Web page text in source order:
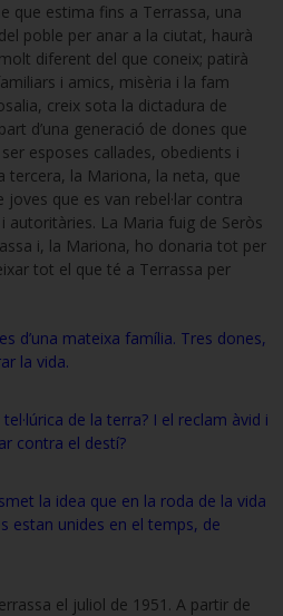
que estima fins a Terrassa, una
poble per anar a la ciutat, haurà
diferent del que coneix; patirà
i amics, misèria i la fam
creix sota la dictadura de
d’una generació de dones que
esposes callades, obedients i
tercera, la Mariona, la neta, que
que es van rebel·lar contra
La Maria fuig de Seròs
i, la Mariona, ho donaria tot per
tot el que té a Terrassa per
d’una mateixa família. Tres dones,
la vida.
de la terra? I el reclam àvid i
contra el destí?
la idea que en la roda de la vida
estan unides en el temps, de
el juliol de 1951. A partir de